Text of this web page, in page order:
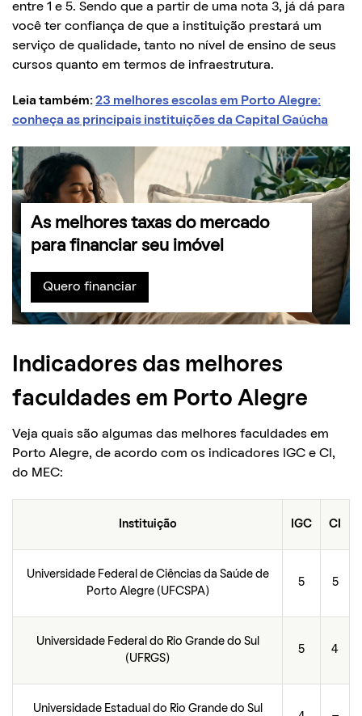
entre 1 e 5. Sendo que a partir de uma nota 3, já dá para
você ter confiança de que a instituição prestará um
serviço de qualidade, tanto no nível de ensino de seus
cursos quanto em termos de infraestrutura.
Leia também: 23 melhores escolas em Porto Alegre:
conheça as principais instituições da Capital Gaúcha
As melhores taxas do mercado
para financiar seu imóvel
Quero financiar
Indicadores das melhores
faculdades em Porto Alegre
Veja quais são algumas das melhores faculdades em
Porto Alegre, de acordo com os indicadores IGC e CI,
do MEC:
Instituição IGC CI
Universidade Federal de Ciências da Saúde de
Porto Alegre (UFCSPA)
5 5
Universidade Federal do Rio Grande do Sul
(UFRGS)
5 4
Universidade Estadual do Rio Grande do Sul